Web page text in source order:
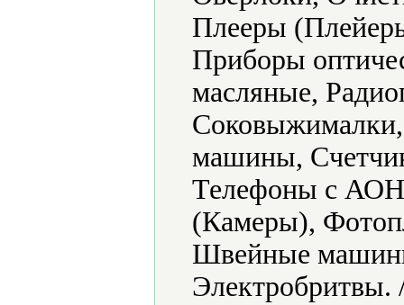
Плееры
Приборы
масляные,
машины,
Телефоны с
(Камеры),
Швейные